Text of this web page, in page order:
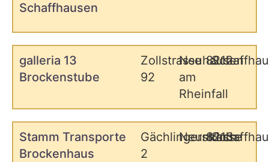
Schaffhausen
galleria 13
Brockenstube
Zollstrasse
92
Neuhausen
am
Rheinfall
8212
Stamm Transporte
Brockenhaus
Gächlingerstrasse
2
Neunkirch
8213